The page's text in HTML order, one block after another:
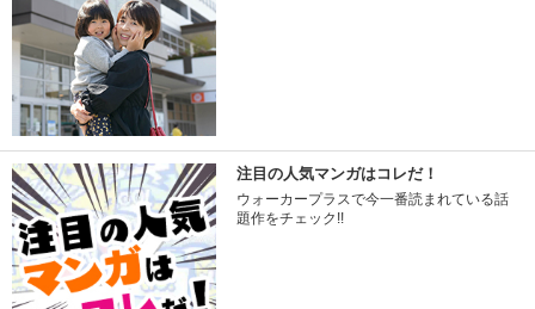
注目の人気マンガはコレだ！
ウォーカープラスで今一番読まれている話
題作をチェック!!